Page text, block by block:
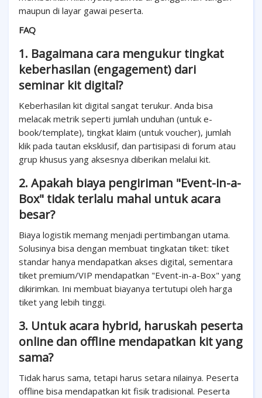
maupun di layar gawai peserta.
FAQ
1. Bagaimana cara mengukur tingkat
keberhasilan (engagement) dari
seminar kit digital?
Keberhasilan kit digital sangat terukur. Anda bisa
melacak metrik seperti jumlah unduhan (untuk e-
book/template), tingkat klaim (untuk voucher), jumlah
klik pada tautan eksklusif, dan partisipasi di forum atau
grup khusus yang aksesnya diberikan melalui kit.
2. Apakah biaya pengiriman "Event-in-a-
Box" tidak terlalu mahal untuk acara
besar?
Biaya logistik memang menjadi pertimbangan utama.
Solusinya bisa dengan membuat tingkatan tiket: tiket
standar hanya mendapatkan akses digital, sementara
tiket premium/VIP mendapatkan "Event-in-a-Box" yang
dikirimkan. Ini membuat biayanya tertutupi oleh harga
tiket yang lebih tinggi.
3. Untuk acara hybrid, haruskah peserta
online dan offline mendapatkan kit yang
sama?
Tidak harus sama, tetapi harus setara nilainya. Peserta
offline bisa mendapatkan kit fisik tradisional. Peserta